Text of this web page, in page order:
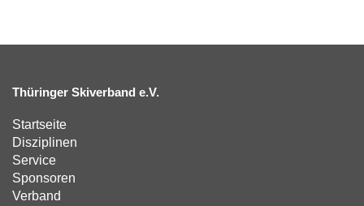
Thüringer Skiverband e.V.
Startseite
Disziplinen
Service
Sponsoren
Verband